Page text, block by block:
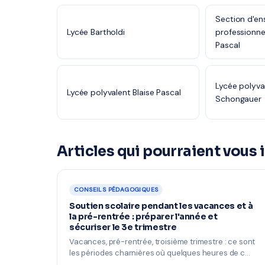
Lycée Bartholdi
Section
Pascal
Lycée polyvalent Blaise Pascal
Lycée
Schongauer
Articles qui pourraient vous
CONSEILS PÉDAGOGIQUES
Soutien scolaire pendant les vacances et à
la pré-rentrée : préparer l'année et
sécuriser le 3e trimestre
Vacances, pré-rentrée, troisième trimestre : ce sont
les périodes charnières où quelques heures de c…